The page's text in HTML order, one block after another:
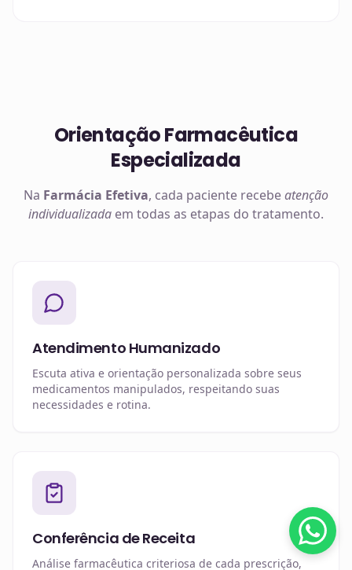
Orientação Farmacêutica
Especializada
Na Farmácia Efetiva, cada paciente recebeatenção
individualizada em todas as etapas do tratamento.
Atendimento Humanizado
Escuta ativa e orientação personalizada sobre seus
medicamentos manipulados, respeitando suas
necessidades e rotina.
Conferência de Receita
Análise farmacêutica criteriosa de cada prescrição,